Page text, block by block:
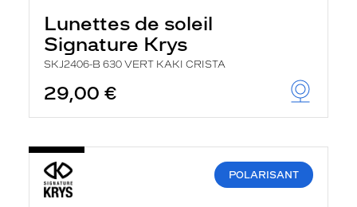
Lunettes de soleil
Signature Krys
SKJ2406-B 630 VERT KAKI CRISTA
29,00 €
POLARISANT